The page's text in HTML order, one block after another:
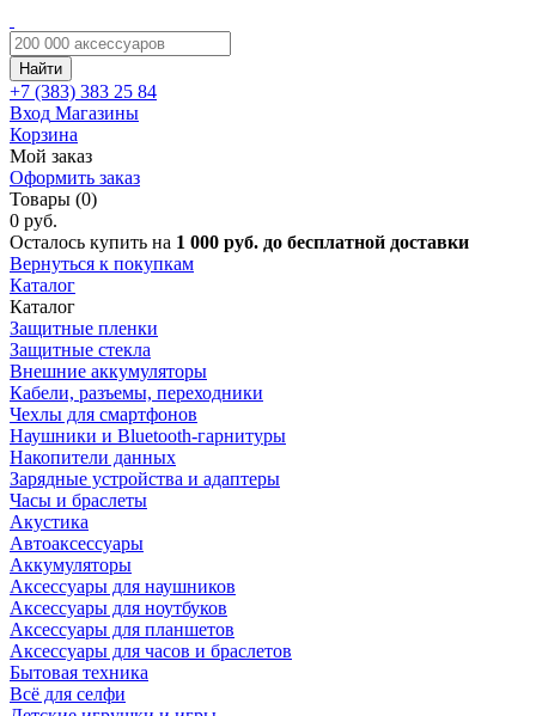
Найти
+7 (383) 383 25 84
Вход Магазины
Корзина
Мой заказ
Оформить заказ
Товары (0)
0 руб.
Осталось купить на 1 000 руб. до бесплатной доставки
Вернуться к покупкам
Каталог
Каталог
Защитные пленки
Защитные стекла
Внешние аккумуляторы
Кабели, разъемы, переходники
Чехлы для смартфонов
Наушники и Bluetooth-гарнитуры
Накопители данных
Зарядные устройства и адаптеры
Часы и браслеты
Акустика
Автоаксессуары
Аккумуляторы
Аксессуары для наушников
Аксессуары для ноутбуков
Аксессуары для планшетов
Аксессуары для часов и браслетов
Бытовая техника
Всё для селфи